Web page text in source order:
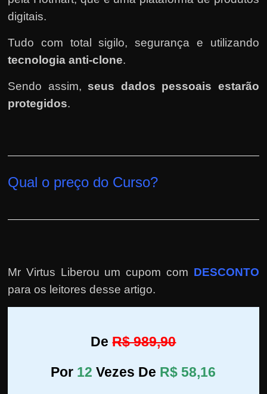
digitais.
Tudo com total sigilo, segurança e utilizando
tecnologia anti-clone.
Sendo assim, seus dados pessoais estarão
protegidos.
Qual o preço do Curso?
Mr Virtus Liberou um cupom com DESCONTO
para os leitores desse artigo.
De R$ 989,90
Por 12 Vezes De R$ 58,16